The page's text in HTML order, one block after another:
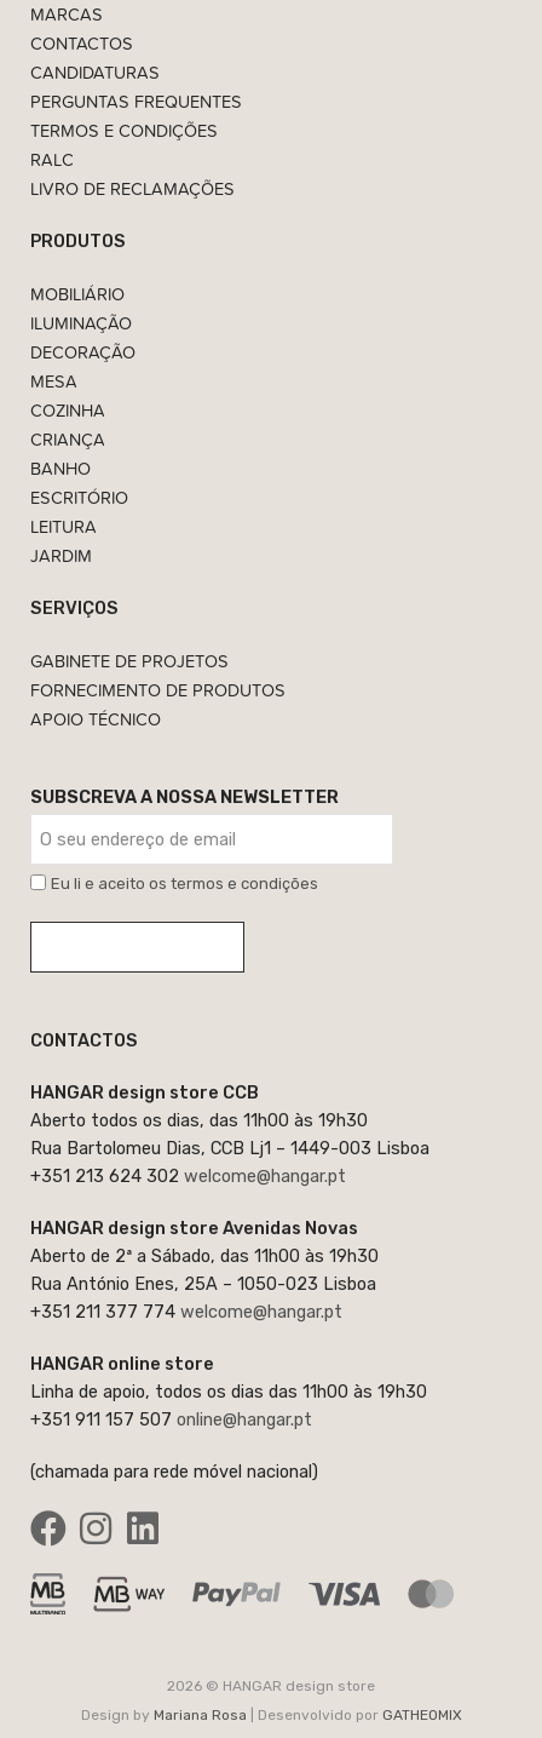
MARCAS
CONTACTOS
CANDIDATURAS
PERGUNTAS FREQUENTES
TERMOS E CONDIÇÕES
RALC
LIVRO DE RECLAMAÇÕES
PRODUTOS
MOBILIÁRIO
ILUMINAÇÃO
DECORAÇÃO
MESA
COZINHA
CRIANÇA
BANHO
ESCRITÓRIO
LEITURA
JARDIM
SERVIÇOS
GABINETE DE PROJETOS
FORNECIMENTO DE PRODUTOS
APOIO TÉCNICO
SUBSCREVA A NOSSA NEWSLETTER
Eu li e aceito os termos e condições
CONTACTOS
HANGAR design store CCB
Aberto todos os dias, das 11h00 às 19h30
Rua Bartolomeu Dias, CCB Lj1 – 1449-003 Lisboa
+351 213 624 302 welcome@hangar.pt
HANGAR design store Avenidas Novas
Aberto de 2ª a Sábado, das 11h00 às 19h30
Rua António Enes, 25A – 1050-023 Lisboa
+351 211 377 774 welcome@hangar.pt
HANGAR online store
Linha de apoio, todos os dias das 11h00 às 19h30
+351 911 157 507 online@hangar.pt
(chamada para rede móvel nacional)
2026 © HANGAR design store
Design by Mariana Rosa | Desenvolvido por GATHEOMIX